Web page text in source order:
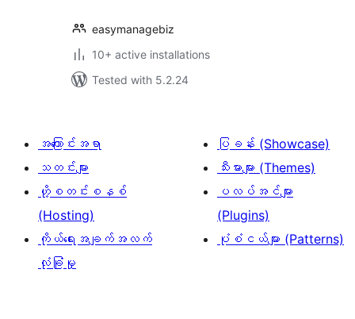
easymanagebiz
10+ active installations
Tested with 5.2.24
အကြောင်းအရာ
သတင်းများ
ဟို့စတင်းစနစ်
(Hosting)
ကိုယ်ရေးအချက်အလက်
လုံခြုံမှု
ပြခန်း (Showcase)
သီးမားများ (Themes)
ပလပ်အင်များ
(Plugins)
ပုံစံငယ်များ (Patterns)